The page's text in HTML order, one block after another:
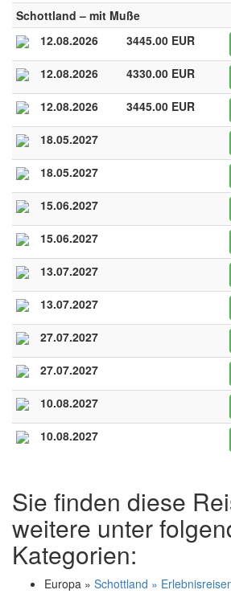
Schottland – mit Muße
12.08.2026
3445.00 EUR
12.08.2026 4330.00 EUR
12.08.2026 3445.00 EUR
18.05.2027
18.05.2027
15.06.2027
15.06.2027
13.07.2027
13.07.2027
27.07.2027
27.07.2027
10.08.2027
10.08.2027
Sie finden diese
weitere unter
Kategorien:
Europa » Schottland »